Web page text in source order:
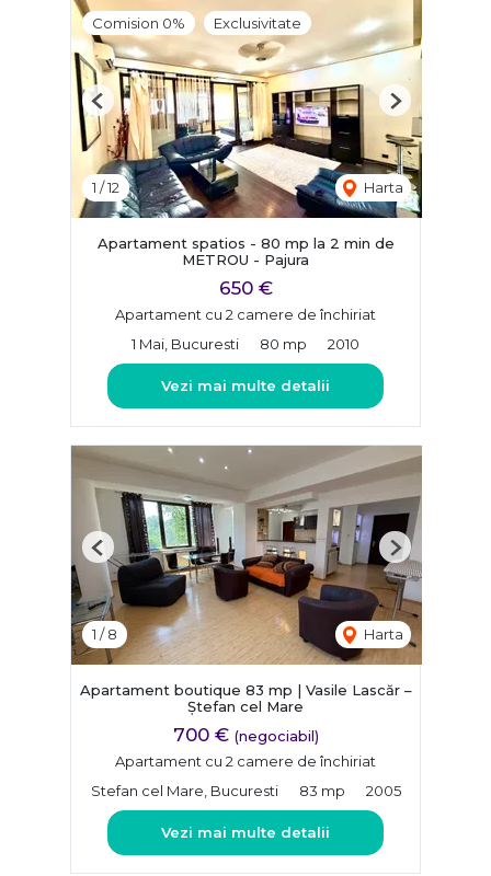
Comision 0% Exclusivitate
1 /12 Harta
Previous Next
Apartament spatios - 80 mp la 2 min de
METROU - Pajura
650 €
Apartament cu 2 camere de închiriat
1 Mai, Bucuresti
80 mp 2010
Vezi mai multe detalii
1 /8 Harta
Previous Next
Apartament boutique 83 mp | Vasile Lascăr –
Ștefan cel Mare
700 € (negociabil)
Apartament cu 2 camere de închiriat
Stefan cel Mare, Bucuresti
83 mp 2005
Vezi mai multe detalii